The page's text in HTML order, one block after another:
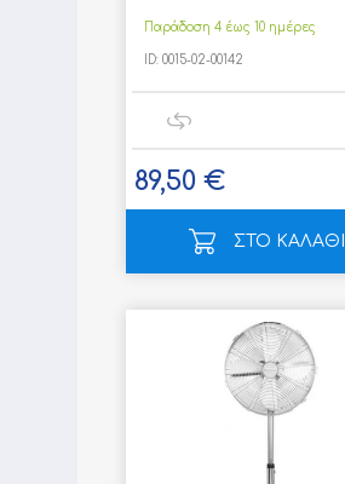
Παράδοση 4 έως 10 ημέρες
ID: 0015-02-00142
89,50 €
ΣΤΟ ΚΑΛΑΘΙ